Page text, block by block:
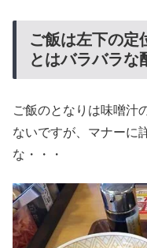
ご飯は左下の定
とはバラバラな
ご飯のとなりは味噌汁
ないですが、マナーに
な・・・